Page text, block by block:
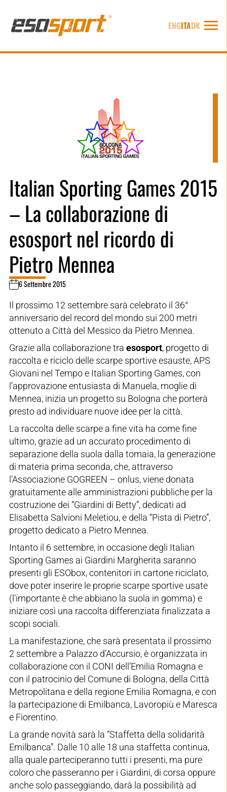
ENGITADK
Italian Sporting Games 2015
– La collaborazione di
esosport nel ricordo di
Pietro Mennea
6 Settembre 2015
Il prossimo 12 settembre sarà celebrato il 36°
anniversario del record del mondo sui 200 metri
ottenuto a Città del Messico da Pietro Mennea.
Grazie alla collaborazione tra esosport, progetto di
raccolta e riciclo delle scarpe sportive esauste, APS
Giovani nel Tempo e Italian Sporting Games, con
l’approvazione entusiasta di Manuela, moglie di
Mennea, inizia un progetto su Bologna che porterà
presto ad individuare nuove idee per la città.
La raccolta delle scarpe a fine vita ha come fine
ultimo, grazie ad un accurato procedimento di
separazione della suola dalla tomaia, la generazione
di materia prima seconda, che, attraverso
l’Associazione GOGREEN – onlus, viene donata
gratuitamente alle amministrazioni pubbliche per la
costruzione dei “Giardini di Betty”, dedicati ad
Elisabetta Salvioni Meletiou, e della “Pista di Pietro”,
progetto dedicato a Pietro Mennea.
Intanto il 6 settembre, in occasione degli Italian
Sporting Games ai Giardini Margherita saranno
presenti gli ESObox, contenitori in cartone riciclato,
dove poter inserire le proprie scarpe sportive usate
(l’importante è che abbiano la suola in gomma) e
iniziare così una raccolta differenziata finalizzata a
scopi sociali.
La manifestazione, che sarà presentata il prossimo
2 settembre a Palazzo d’Accursio, è organizzata in
collaborazione con il CONI dell’Emilia Romagna e
con il patrocinio del Comune di Bologna, della Città
Metropolitana e della regione Emilia Romagna, e con
la partecipazione di Emilbanca, Lavoropiù e Maresca
e Fiorentino.
La grande novità sarà la “Staffetta della solidarità
Emilbanca”. Dalle 10 alle 18 una staffetta continua,
alla quale parteciperanno tutti i presenti, ma pure
coloro che passeranno per i Giardini, di corsa oppure
anche solo passeggiando, darà la possibilità ad